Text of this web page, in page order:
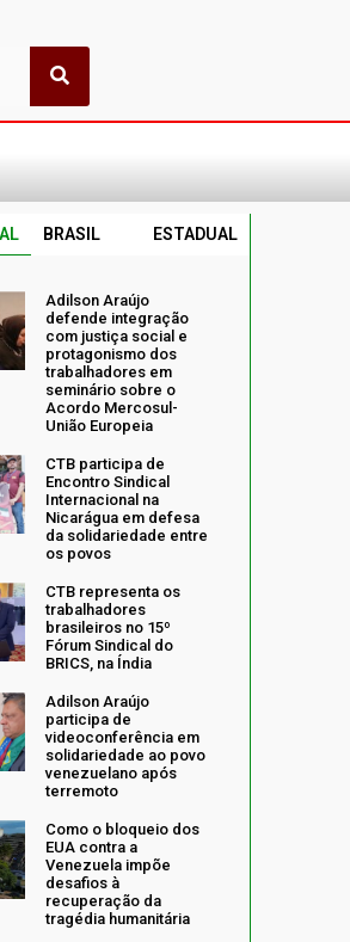
BRASIL ESTADUAL
Adilson Araújo
defende integração
com justiça social e
protagonismo dos
trabalhadores em
seminário sobre o
Acordo Mercosul-
União Europeia
CTB participa de
Encontro Sindical
Internacional na
Nicarágua em defesa
da solidariedade entre
os povos
CTB representa os
trabalhadores
brasileiros no 15º
Fórum Sindical do
BRICS, na Índia
Adilson Araújo
participa de
videoconferência em
solidariedade ao povo
venezuelano após
terremoto
Como o bloqueio dos
EUA contra a
Venezuela impõe
desafios à
recuperação da
tragédia humanitária